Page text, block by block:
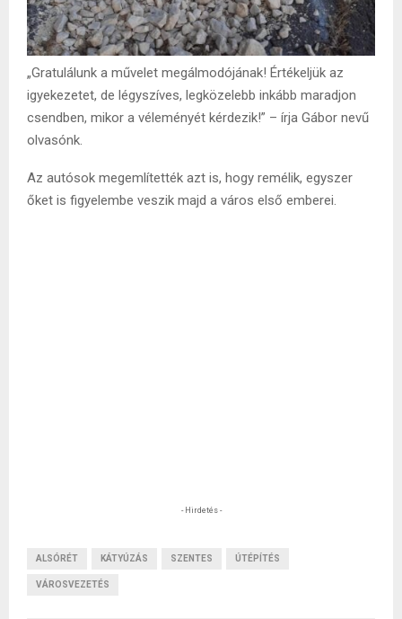
„Gratulálunk a művelet megálmodójának! Értékeljük az
igyekezetet, de légyszíves, legközelebb inkább maradjon
csendben, mikor a véleményét kérdezik!” – írja Gábor nevű
olvasónk.
Az autósok megemlítették azt is, hogy remélik, egyszer
őket is figyelembe veszik majd a város első emberei.
- Hirdetés -
ALSÓRÉT KÁTYÚZÁS SZENTES ÚTÉPÍTÉS
VÁROSVEZETÉS